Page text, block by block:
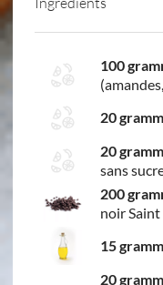
100
20
20
sans
200
noir
15
20